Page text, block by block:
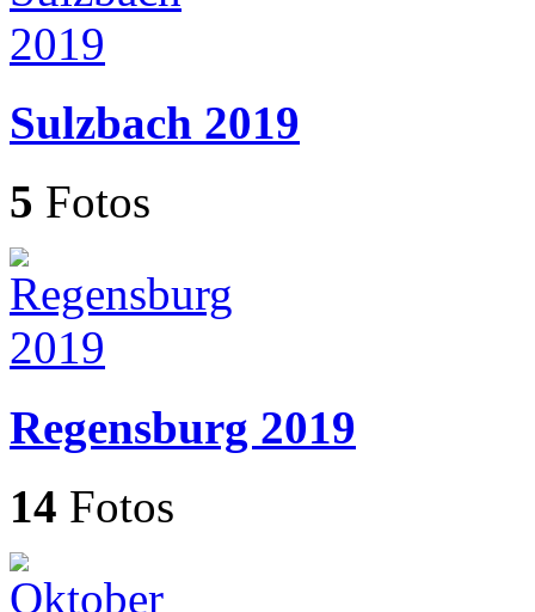
Sulzbach 2019
5 Fotos
Regensburg 2019
14 Fotos